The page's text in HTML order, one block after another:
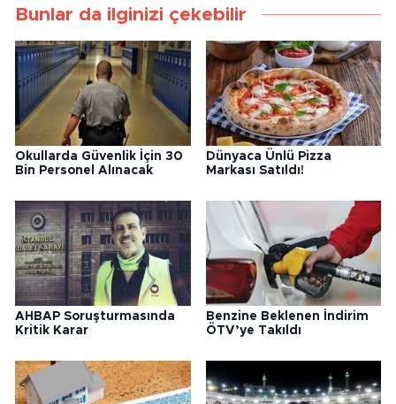
Bunlar da ilginizi çekebilir
Okullarda Güvenlik İçin 30
Bin Personel Alınacak
Dünyaca Ünlü Pizza
Markası Satıldı!
AHBAP Soruşturmasında
Kritik Karar
Benzine Beklenen İndirim
ÖTV’ye Takıldı